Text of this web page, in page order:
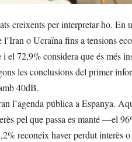
creixents per interpretar-ho. En
o Ucraïna fins a tensions
72,9% considera que és més
les conclusions del primer
40dB.
l’agenda pública a Espanya.
pel que passa es manté —el
reconeix haver perdut interès